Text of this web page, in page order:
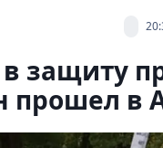
защиту
в